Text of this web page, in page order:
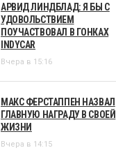
АРВИД ЛИНДБЛАД: Я БЫ С
УДОВОЛЬСТВИЕМ
ПОУЧАСТВОВАЛ В ГОНКАХ
INDYCAR
Вчера в 15:16
МАКС ФЕРСТАППЕН НАЗВАЛ
ГЛАВНУЮ НАГРАДУ В СВОЕЙ
ЖИЗНИ
Вчера в 14:15